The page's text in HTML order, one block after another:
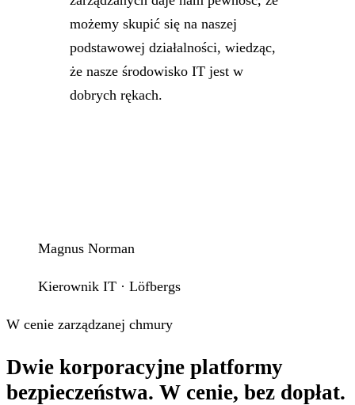
możemy skupić się na naszej
podstawowej działalności, wiedząc,
że nasze środowisko IT jest w
dobrych rękach.
Magnus Norman
Kierownik IT · Löfbergs
W cenie zarządzanej chmury
Dwie korporacyjne platformy
bezpieczeństwa. W cenie, bez dopłat.